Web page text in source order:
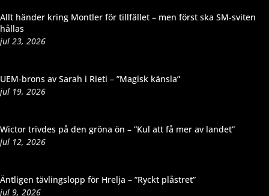
Allt händer kring Montler för tillfället – men först ska SM-sviten
hållas
jul 23, 2026
UEM-brons av Sarah i Rieti – ”Magisk känsla”
jul 19, 2026
Wictor trivdes på den gröna ön – ”Kul att få mer av landet”
jul 12, 2026
Äntligen tävlingslopp för Hrelja – ”Ryckt plåstret”
jul 9, 2026